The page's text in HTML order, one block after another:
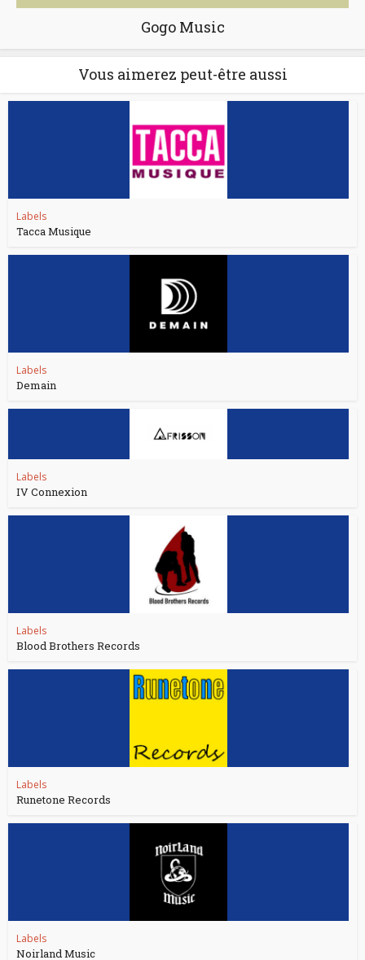
Gogo Music
Vous aimerez peut-être aussi
Labels
Tacca Musique
Labels
Demain
Labels
IV Connexion
Labels
Blood Brothers Records
Labels
Runetone Records
Labels
Noirland Music